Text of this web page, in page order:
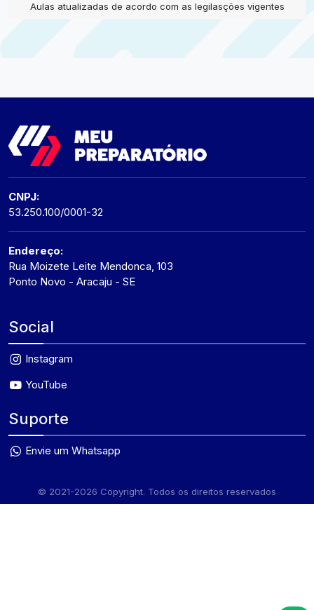
Aulas atualizadas de acordo com as legilasções vigentes
CNPJ:
53.250.100/0001-32
Endereço:
Rua Moizete Leite Mendonca, 103
Ponto Novo - Aracaju - SE
Social
Instagram
YouTube
Suporte
Envie um Whatsapp
© 2021-2026 Copyright. Todos os direitos reservados